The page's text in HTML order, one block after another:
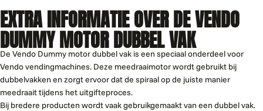
EXTRA INFORMATIE OVER DE VENDO
DUMMY MOTOR DUBBEL VAK
De Vendo Dummy motor dubbel vak is een speciaal onderdeel voor
Vendo vendingmachines. Deze meedraaimotor wordt gebruikt bij
dubbelvakken en zorgt ervoor dat de spiraal op de juiste manier
meedraait tijdens het uitgifteproces.
Bij bredere producten wordt vaak gebruikgemaakt van een dubbel vak.